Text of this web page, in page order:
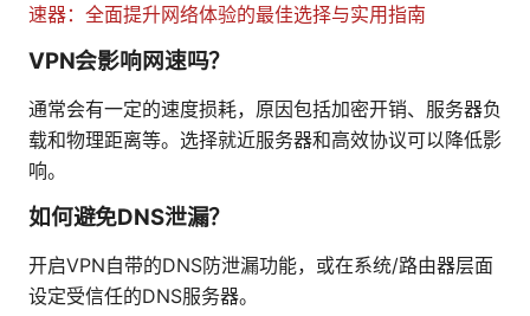
速器：全面提升网络体验的最佳选择与实用指南
VPN会影响网速吗？
通常会有一定的速度损耗，原因包括加密开销、服务器负
载和物理距离等。选择就近服务器和高效协议可以降低影
响。
如何避免DNS泄漏？
开启VPN自带的DNS防泄漏功能，或在系统/路由器层面
设定受信任的DNS服务器。